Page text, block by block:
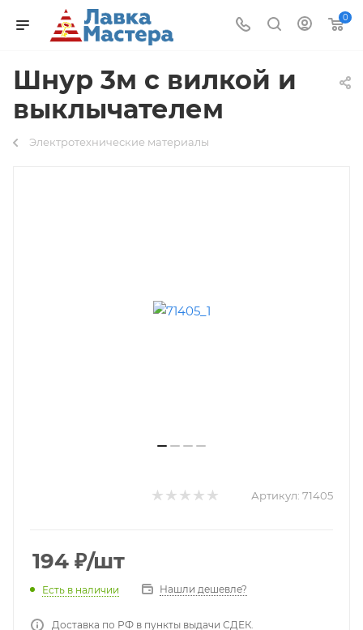
0
Шнур 3м с вилкой и
выклычателем
Электротехнические материалы
Артикул: 71405
194 ₽/шт
Есть в наличии Нашли дешевле?
Доставка по РФ в пункты выдачи СДЕК.